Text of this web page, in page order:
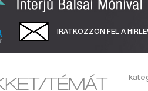
IRATKOZZON FEL A